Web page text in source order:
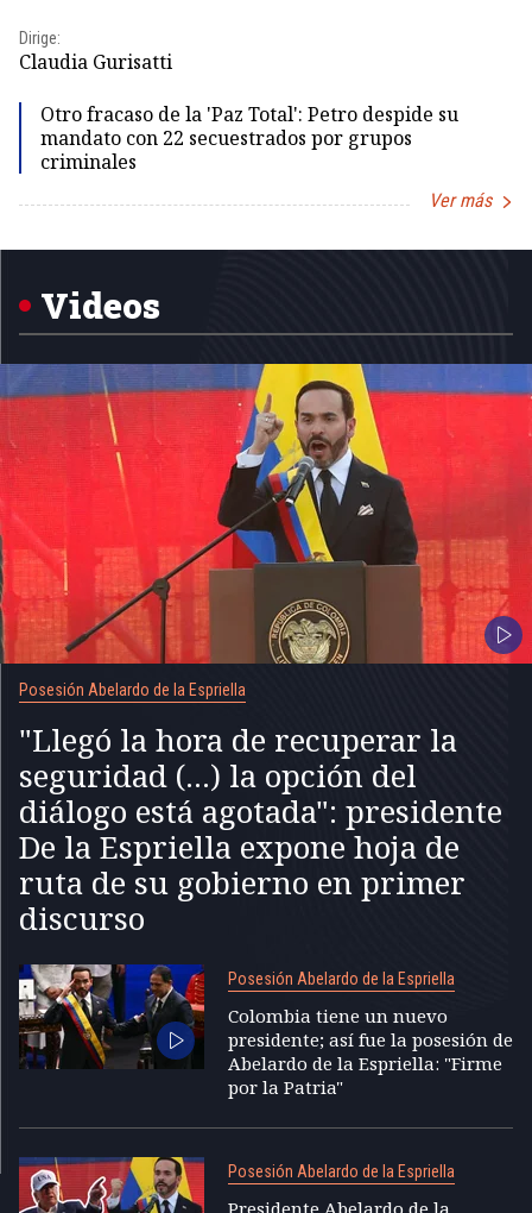
Dirige:
Claudia Gurisatti
Otro fracaso de la 'Paz Total': Petro despide su
mandato con 22 secuestrados por grupos
criminales
Ver más
Videos
Posesión Abelardo de la Espriella
"Llegó la hora de recuperar la
seguridad (...) la opción del
diálogo está agotada": presidente
De la Espriella expone hoja de
ruta de su gobierno en primer
discurso
Posesión Abelardo de la Espriella
Colombia tiene un nuevo
presidente; así fue la posesión de
Abelardo de la Espriella: "Firme
por la Patria"
Posesión Abelardo de la Espriella
Presidente Abelardo de la